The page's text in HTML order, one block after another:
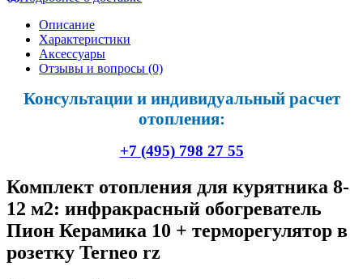
Описание
Характеристики
Аксессуары
Отзывы и вопросы (0)
Консультации и индивидуальный расчет
отопления:
+7 (495) 798 27 55
Комплект отопления для курятника 8-
12 м2: инфракрасный обогреватель
Пион Керамика 10 + терморегулятор в
розетку Terneo rz